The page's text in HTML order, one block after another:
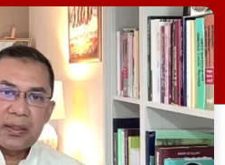
১২ মে রাতে
ফেসবুক পেজে প্রকাশ
বলেন, ১৯৭১ সাল ছিল